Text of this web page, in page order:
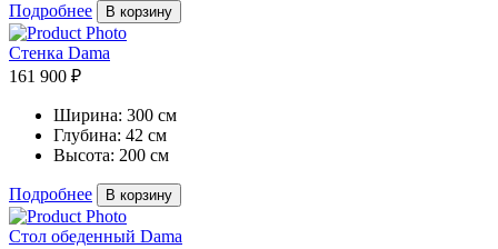
Подробнее В корзину
Cтенка Dama
161 900 ₽
Ширина: 300 см
Глубина: 42 см
Высота: 200 см
Подробнее В корзину
Стол обеденный Dama